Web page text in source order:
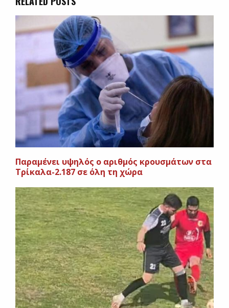
Παραμένει υψηλός ο αριθμός κρουσμάτων στα
Τρίκαλα-2.187 σε όλη τη χώρα